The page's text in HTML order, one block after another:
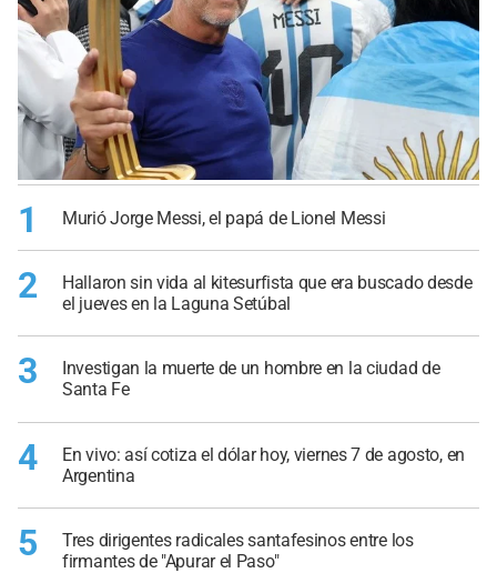
1 Murió Jorge Messi, el papá de Lionel Messi
2
Hallaron sin vida al kitesurfista que era buscado desde
el jueves en la Laguna Setúbal
3
Investigan la muerte de un hombre en la ciudad de
Santa Fe
4
En vivo: así cotiza el dólar hoy, viernes 7 de agosto, en
Argentina
5
Tres dirigentes radicales santafesinos entre los
firmantes de "Apurar el Paso"